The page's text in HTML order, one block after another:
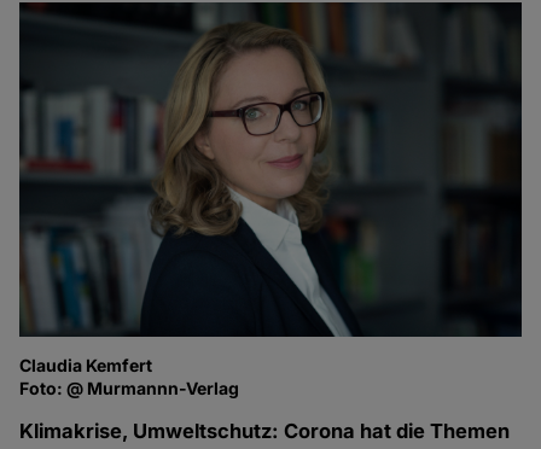
Claudia Kemfert
Foto: @ Murmannn-Verlag
Klimakrise, Umweltschutz: Corona hat die Themen